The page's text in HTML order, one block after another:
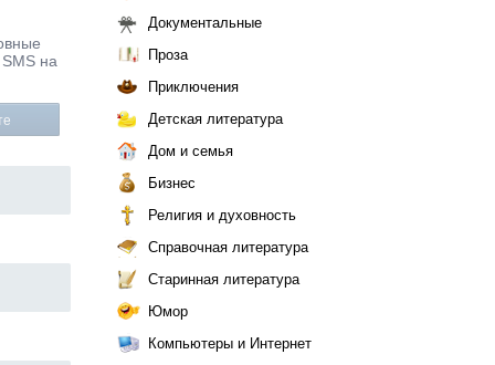
на
Документальные
Проза
Приключения
Детская литература
Дом и семья
Бизнес
Религия и духовность
Справочная литература
Старинная литература
Юмор
Компьютеры и Интернет